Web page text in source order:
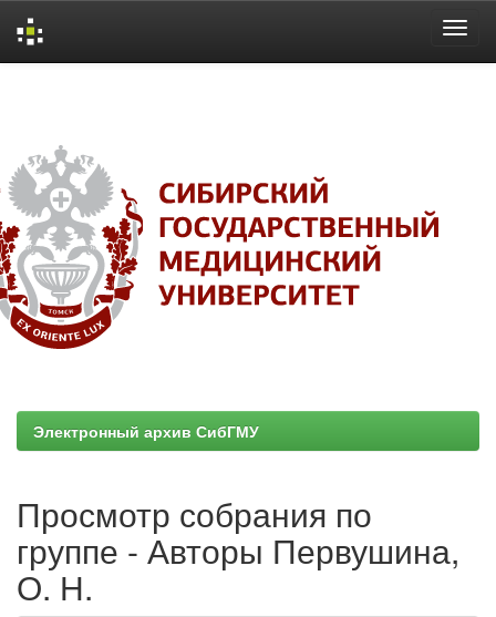
Электронный архив СибГМУ
Просмотр собрания по
группе - Авторы Первушина,
О. Н.